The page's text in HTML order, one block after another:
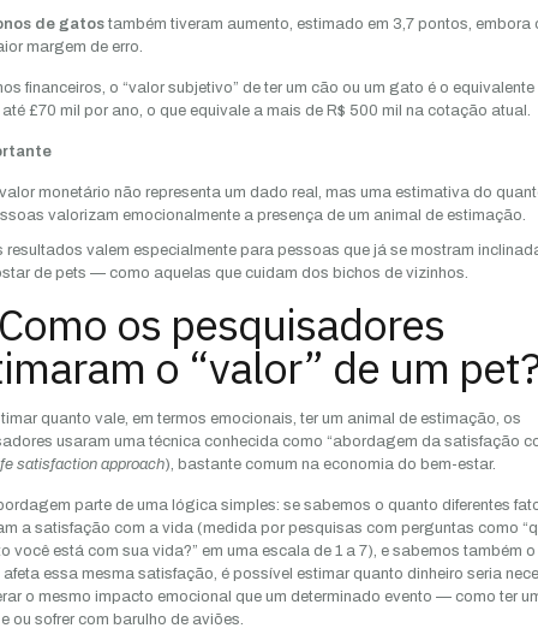
de gatostambém tiveram aumento, estimado em 3,7 pontos, embora
margem de erro.
financeiros, o “valor subjetivo” de ter um cão ou um gato é o equivalente
£70 mil por ano, o que equivale a mais de R$ 500 mil na cotação atual.
monetário não representa um dado real, mas uma estimativa do
valorizam emocionalmente a presença de um animal de estimação.
resultados valem especialmente para pessoas que já se mostram
de pets — como aquelas que cuidam dos bichos de vizinhos.
os pesquisadores
o “valor” de um
quanto vale, em termos emocionais, ter um animal de estimação, os
usaram uma técnica conhecida como “abordagem da satisfação
satisfaction approach), bastante comum na economia do bem-estar.
parte de uma lógica simples: se sabemos o quanto diferentes
a satisfação com a vida (medida por pesquisas com perguntas como
você está com sua vida?” em uma escala de 1 a 7), e sabemos também
afeta essa mesma satisfação, é possível estimar quanto dinheiro seria
o mesmo impacto emocional que um determinado evento — como ter
ou sofrer com barulho de aviões.